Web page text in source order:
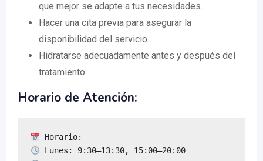
que mejor se adapte a tus necesidades.
Hacer una cita previa para asegurar la
disponibilidad del servicio.
Hidratarse adecuadamente antes y después del
tratamiento.
Horario de Atención: